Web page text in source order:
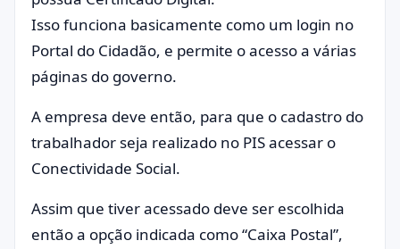
Isso funciona basicamente como um login no
Portal do Cidadão, e permite o acesso a várias
páginas do governo.
A empresa deve então, para que o cadastro do
trabalhador seja realizado no PIS acessar o
Conectividade Social.
Assim que tiver acessado deve ser escolhida
então a opção indicada como “Caixa Postal”,